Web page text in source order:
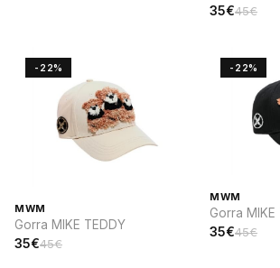
35€45€
-22%
MWM
Gorra MIKE TEDDY
35€45€
-22%
MWM
Gorra MIKE
35€45€